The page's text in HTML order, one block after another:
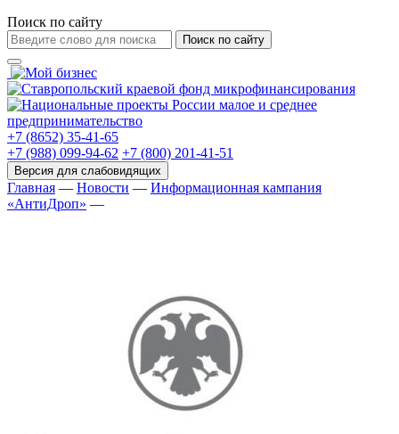
Поиск по сайту
Поиск по сайту
+7 (8652) 35-41-65
+7 (988) 099-94-62 +7 (800) 201-41-51
Главная — Новости — Информационная кампания
«АнтиДроп» —